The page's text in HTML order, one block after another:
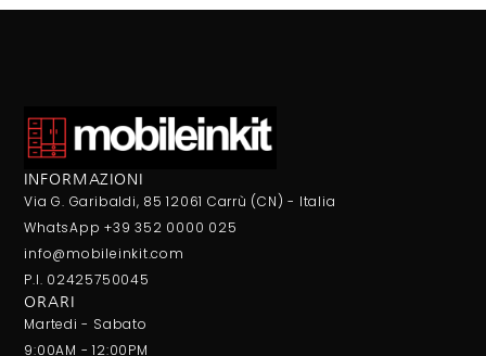
INFORMAZIONI
Via G. Garibaldi, 85 12061 Carrù (CN) - Italia
WhatsApp +39 352 0000 025
info@mobileinkit.com
P.I. 02425750045
ORARI
Martedi - Sabato
9:00AM - 12:00PM